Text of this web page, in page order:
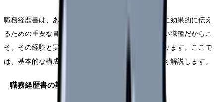
職務経歴書は、あなたの専門性と実績を採用担当者に効果的に伝え
るための重要な書類です。助産師という専門性の高い職種だからこ
そ、その経験と実績を明確に伝えることが重要となります。ここで
は、基本的な構成要素とその作成方法について詳しく解説します。
職務経歴書の基本的な構成要素